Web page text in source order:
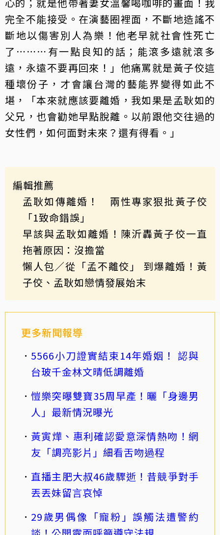
完全不能接受。在演藝圈裡面，不斷地造謠不
斷地以傷害別人為樂！他老早就社會性死亡
了⋯⋯⋯有一點良知的話；能滾多遠就滾多
遠，永遠不要再回來！」他痛罵就是黃子佼這
種壞份子，才會讓台灣的藝能界變得如此不
堪，「本來就應該要離婚，我如果是孟耿如的
父兄，也會勸她早點脫離。以前跟他交往過的
女性們，如何面對未來？還有得看。」
編輯推薦
孟耿如傳離婚！ 兩性專家狠批黃子佼
「1致命錯誤」
早該與孟耿如離婚！陳沂轟黃子佼一直
拖著原因：沒擔當
懶人包／從「孟不離佼」 到爆離婚！黃
子佼、孟耿如戀情發展始末
更多新聞報導
5566小刀證實結束14年婚姻！ 認與
台玻千金林文晴低調離婚
愷樂突曝雙寶35周早產！曬「身邊男
人」最新情況曝光
黃寅燁、惠利確認愛意深情熱吻！網
友「調亮影片」細看舌吻過程
直播主肥大叔46歲驟逝！昔競爭對手
丟丟妹留言哀悼
29歲男偶像「寵粉」誤觸法遭警約